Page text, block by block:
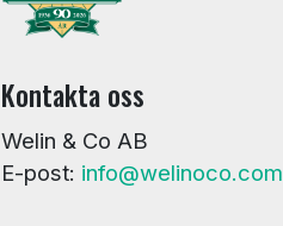
Kontakta oss
Welin & Co AB
E-post: info@welinoco.com